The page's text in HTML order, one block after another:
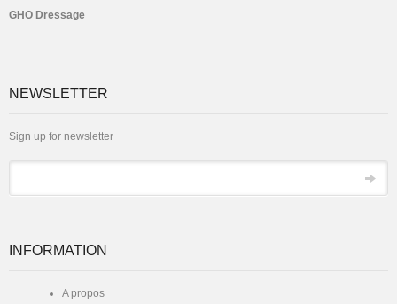
GHO Dressage
NEWSLETTER
Sign up for newsletter
INFORMATION
A propos